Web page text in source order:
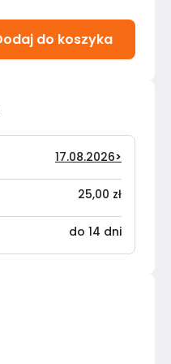
do koszyka
17.08.2026>
25,00 zł
do 14 dni